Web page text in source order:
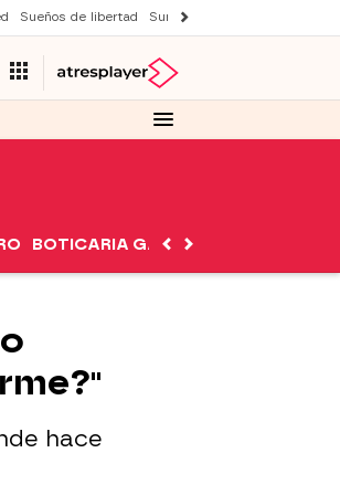
Sueños de libertad Suri y Tom Cruise
BOTICARIA GARCÍA
hace